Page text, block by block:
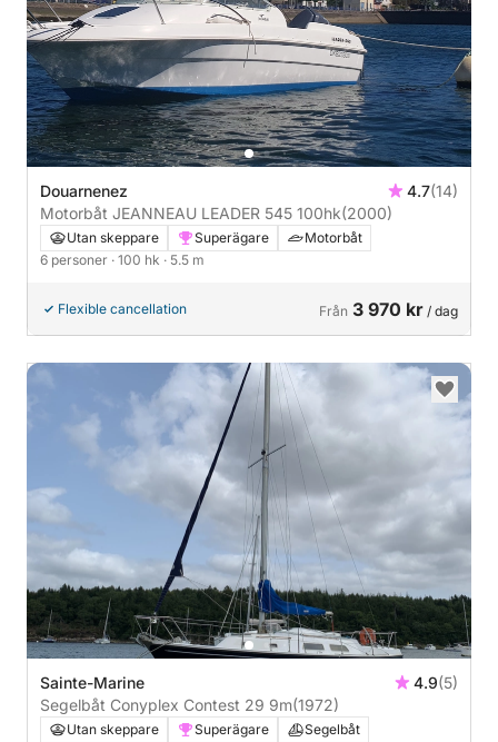
Douarnenez 4.7(14)
Motorbåt JEANNEAU LEADER 545 100hk(2000)
Utan skeppare Superägare
Motorbåt
6 personer · 100 hk · 5.5 m
Flexible cancellation Från 3 970 kr / dag
Sainte-Marine 4.9(5)
Segelbåt Conyplex Contest 29 9m(1972)
Utan skeppare Superägare
Segelbåt